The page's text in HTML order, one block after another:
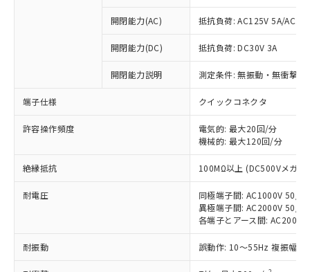
開閉能力(AC) 抵抗負荷: AC125V 5A/
開閉能力(DC) 抵抗負荷: DC30V 3A
開閉能力説明 測定条件: 無振動・無衝撃
端子仕様 クイックコネクタ
許容操作頻度
電気的: 最大20回/分
機械的: 最大120回/分
絶縁抵抗 100MΩ以上 (DC500Vメガ)
耐電圧
同極端子間: AC1000V 50/
異極端子間: AC2000V 50/
各端子とアース間:
耐振動 誤動作: 10～55Hz 複振幅
対応済み：EU RoHS指令（10物質）の
非含有に対応した製品が提供可能な商品で
対応予定：EU RoHS指令（10物質）の非含
有に対応した製品に切り替える予定のある
対応予定なし：EU RoHS指令（10物質）の